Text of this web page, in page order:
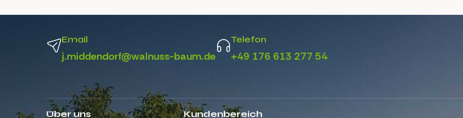
Email
j.middendorf@walnuss-baum.de
Telefon
+49 176 613 277 54
Über uns Kundenbereich